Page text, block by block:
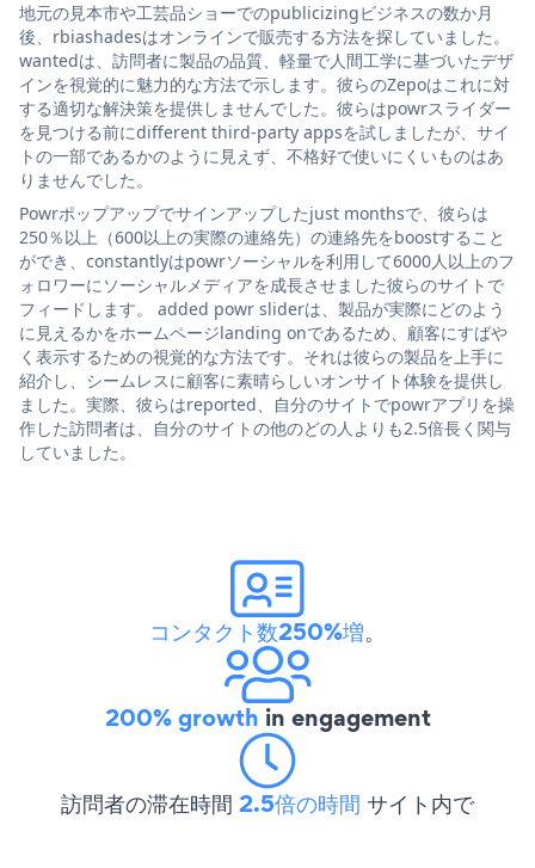
地元の見本市や工芸品ショーでのpublicizingビジネスの数か月
後、rbiashadesはオンラインで販売する方法を探していました。
wantedは、訪問者に製品の品質、軽量で人間工学に基づいたデザ
インを視覚的に魅力的な方法で示します。彼らのZepoはこれに対
する適切な解決策を提供しませんでした。彼らはpowrスライダー
を見つける前にdifferent third-party appsを試しましたが、サイ
トの一部であるかのように見えず、不格好で使いにくいものはあ
りませんでした。
Powrポップアップでサインアップしたjust monthsで、彼らは
250％以上（600以上の実際の連絡先）の連絡先をboostすること
ができ、constantlyはpowrソーシャルを利用して6000人以上のフ
ォロワーにソーシャルメディアを成長させました彼らのサイトで
フィードします。 added powr sliderは、製品が実際にどのよう
に見えるかをホームページlanding onであるため、顧客にすばや
く表示するための視覚的な方法です。それは彼らの製品を上手に
紹介し、シームレスに顧客に素晴らしいオンサイト体験を提供し
ました。実際、彼らはreported、自分のサイトでpowrアプリを操
作した訪問者は、自分のサイトの他のどの人よりも2.5倍長く関与
していました。
コンタクト数250%増。
200% growth in engagement
訪問者の滞在時間 2.5倍の時間 サイト内で